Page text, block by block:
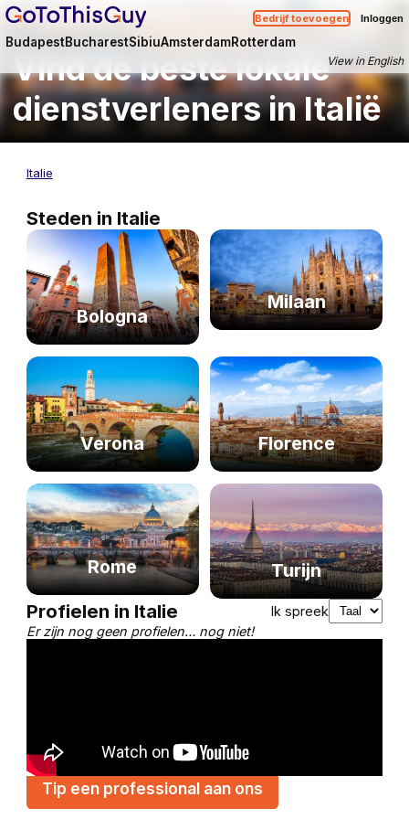
Bedrijf toevoegen Inloggen
BudapestBucharestSibiuAmsterdamRotterdam
View in English
Vind de beste lokale
dienstverleners in Italië
Italie
Steden in Italie
Bologna
Milaan
Verona Florence
Rome Turijn
Profielen in Italie
Ik spreek
Er zijn nog geen profielen… nog niet!
Tip een professional aan ons